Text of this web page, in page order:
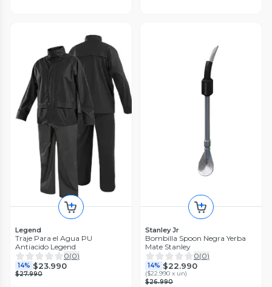
Legend
Traje Para el Agua PU
Antiacido Legend
0(0)
14% $23.990
$27.990
Stanley Jr
Bombilla Spoon Negra Yerba
Mate Stanley
0(0)
14% $22.990
($22.990 x un)
$26.990